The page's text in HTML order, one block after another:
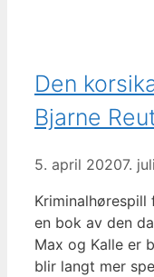
Den
Bjarne
5. april 20207.
en bok av den
Max og Kalle er
blir langt mer